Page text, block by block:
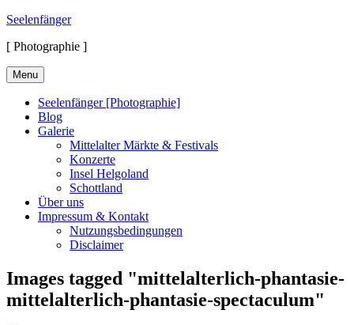
Skip
content
Seelenfänger
[ Photographie ]
Menu
Seelenfänger [Photographie]
Blog
Galerie
Mittelalter Märkte & Festivals
Konzerte
Insel Helgoland
Schottland
Über uns
Impressum & Kontakt
Nutzungsbedingungen
Disclaimer
Images tagged "mittelalterlich-phantasie-
mittelalterlich-phantasie-spectaculum"